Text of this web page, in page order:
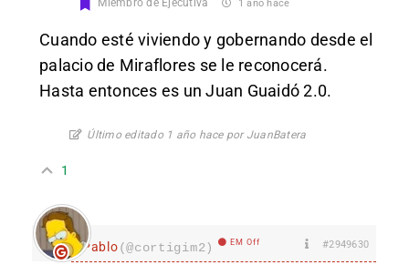
Miembro de Ejecutiva 1 año hace
Cuando esté viviendo y gobernando desde el
palacio de Miraflores se le reconocerá.
Hasta entonces es un Juan Guaidó 2.0.
Último editado 1 año hace por JuanBatera
1
Pablo(@cortigim2) EM Off #2949630